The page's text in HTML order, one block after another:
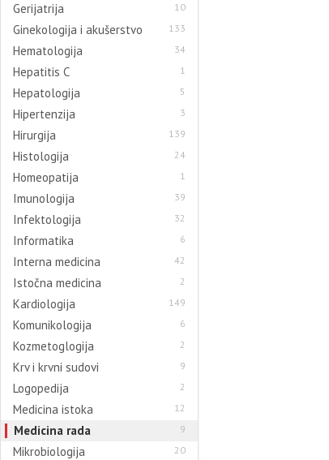
Gerijatrija 10
Ginekologija i akušerstvo 133
Hematologija 34
Hepatitis C 1
Hepatologija 5
Hipertenzija 3
Hirurgija 139
Histologija 24
Homeopatija 1
Imunologija 39
Infektologija 32
Informatika 6
Interna medicina 42
Istočna medicina 2
Kardiologija 149
Komunikologija 6
Kozmetoglogija 2
Krv i krvni sudovi 9
Logopedija 2
Medicina istoka 12
Medicina rada 9
Mikrobiologija 20